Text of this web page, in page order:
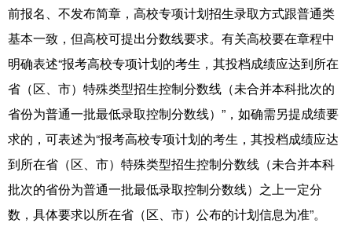
前报名、不发布简章，高校专项计划招生录取方式跟普通类
基本一致，但高校可提出分数线要求。有关高校要在章程中
明确表述“报考高校专项计划的考生，其投档成绩应达到所在
省（区、市）特殊类型招生控制分数线（未合并本科批次的
省份为普通一批最低录取控制分数线）”，如确需另提成绩要
求的，可表述为“报考高校专项计划的考生，其投档成绩应达
到所在省（区、市）特殊类型招生控制分数线（未合并本科
批次的省份为普通一批最低录取控制分数线）之上一定分
数，具体要求以所在省（区、市）公布的计划信息为准”。